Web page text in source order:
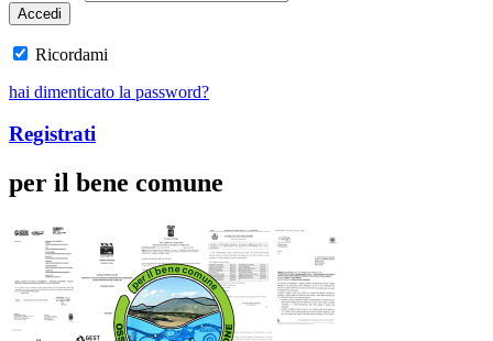
Ricordami
hai dimenticato la password?
Registrati
per il bene comune